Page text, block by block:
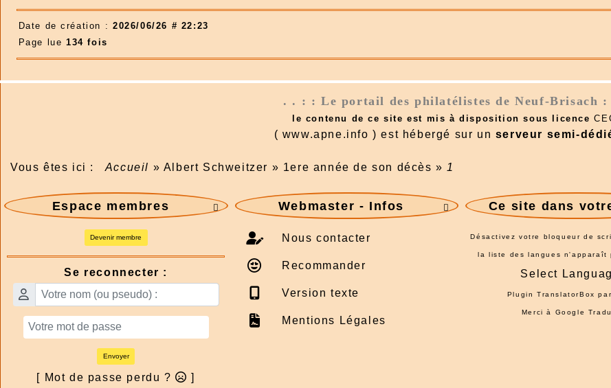
Date de création : 2026/06/26 # 22:23
Page lue 134 fois
. . : : Le portail des philatélistes de Neuf-Brisach
le contenu de ce site est mis à disposition sous licence
( www.apne.info ) est hébergé sur un serveur semi-
Vous êtes ici : Accueil » Albert Schweitzer » 1ere année de son décès » 1

Espace membres
Devenir membre
Se reconnecter :
Envoyer
[ Mot de passe perdu ? ]

Webmaster - Infos
Nous contacter
Recommander
Version texte
Mentions Légales
Ce site dans
Désactivez votre bloqueur de
la liste des langues n'apparaît
Select
Plugin TranslatorBox par
Merci à Google